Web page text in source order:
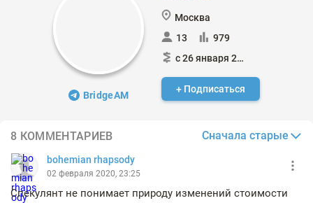
BridgeAM
Москва
13
979
с 26 января 2020
+ Подписаться
8 КОММЕНТАРИЕВ Сначала старые
bohemian rhapsody
02 февраля 2020, 23:25
Спекулянт не понимает природу изменений стоимости